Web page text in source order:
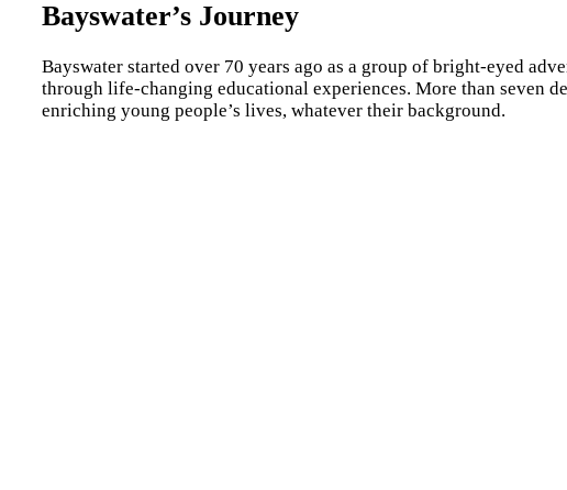
Bayswater’s Journey
Bayswater started over 70 years ago as a group of bright-eyed
through life-changing educational experiences. More than seven
enriching young people’s lives, whatever their background.